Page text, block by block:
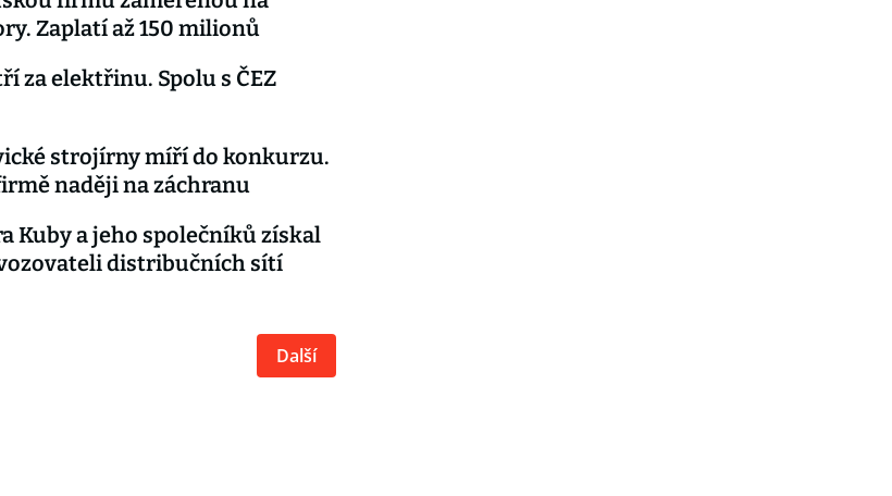
Zaplatí až 150 milionů
za elektřinu. Spolu s ČEZ
strojírny míří do konkurzu.
naději na záchranu
Kuby a jeho společníků získal
distribučních sítí
Další